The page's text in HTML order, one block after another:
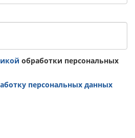
обработки персональных
персональных данных